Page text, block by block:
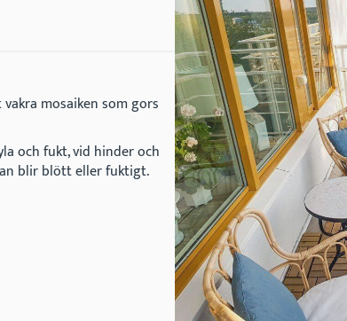
mosaiken som gors
och fukt, vid hinder och
blir blött eller fuktigt.